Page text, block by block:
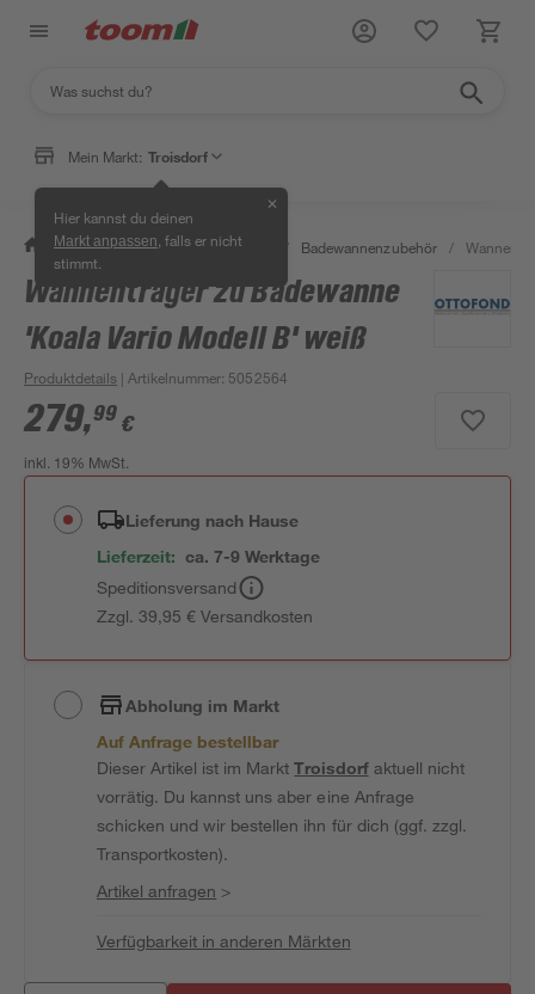
Mein Markt: Troisdorf
Hier kannst du deinen
Markt anpassen , falls er nicht
stimmt.
✕
/ Bad & Sanitär / Badewannen / Badewannenzubehör /
Wannenträger zu Badewanne
'Koala Vario Modell B' weiß
Produktdetails | Artikelnummer: 5052564
279,99 €
inkl. 19% MwSt.
Lieferung nach Hause
Lieferzeit: ca. 7-9 Werktage
Speditionsversand
Zzgl. 39,95 € Versandkosten
Abholung im Markt
Auf Anfrage bestellbar
Dieser Artikel ist im MarktTroisdorfaktuell nicht
vorrätig. Du kannst uns aber eine Anfrage
schicken und wir bestellen ihn für dich (ggf. zzgl.
Transportkosten).
Artikel anfragen >
Verfügbarkeit in anderen Märkten